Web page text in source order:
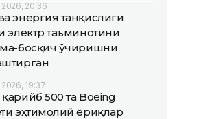
20:36
энергия танқислиги
электр таъминотини
босқич ўчиришни
19:37
500 та Boeing
эҳтимолий ёриқлар